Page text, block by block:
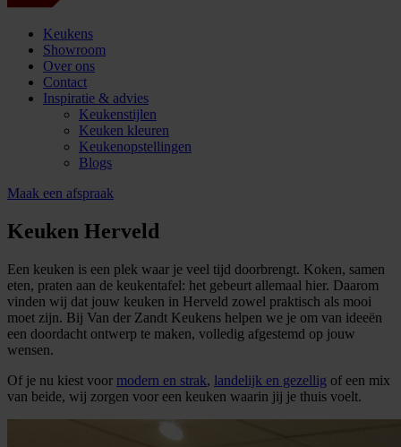
Keukens
Showroom
Over ons
Contact
Inspiratie & advies
Keukenstijlen
Keuken kleuren
Keukenopstellingen
Blogs
Maak een afspraak
Keuken Herveld
Een keuken is een plek waar je veel tijd doorbrengt. Koken, samen
eten, praten aan de keukentafel: het gebeurt allemaal hier. Daarom
vinden wij dat jouw keuken in Herveld zowel praktisch als mooi
moet zijn. Bij Van der Zandt Keukens helpen we je om van ideeën
een doordacht ontwerp te maken, volledig afgestemd op jouw
wensen.
Of je nu kiest voor modern en strak, landelijk en gezellig of een mix
van beide, wij zorgen voor een keuken waarin jij je thuis voelt.